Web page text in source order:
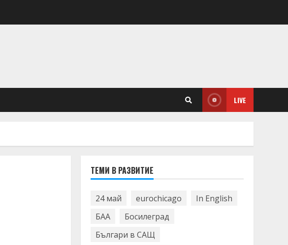
LIVE
ТЕМИ В РАЗВИТИЕ
24 май eurochicago
In English
БАА
Босилеград
Българи в САЩ